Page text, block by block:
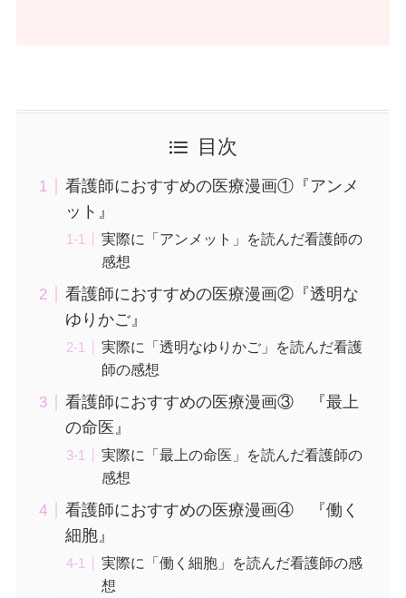
目次
看護師におすすめの医療漫画①『アンメ
ット』
実際に「アンメット」を読んだ看護師の
感想
看護師におすすめの医療漫画②『透明な
ゆりかご』
実際に「透明なゆりかご」を読んだ看護
師の感想
看護師におすすめの医療漫画③ 『最上
の命医』
実際に「最上の命医」を読んだ看護師の
感想
看護師におすすめの医療漫画④ 『働く
細胞』
実際に「働く細胞」を読んだ看護師の感
想